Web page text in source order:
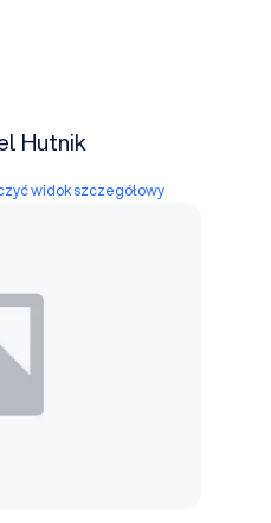
Hutnik
widok szczegółowy